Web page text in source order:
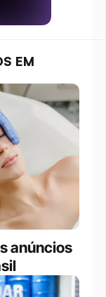
EM
anúncios